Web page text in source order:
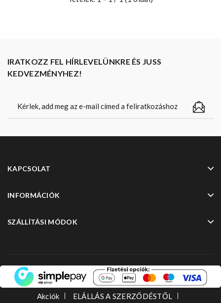
IRATKOZZ FEL HÍRLEVELÜNKRE ÉS JUSS
KEDVEZMÉNYHEZ!
KAPCSOLAT
INFORMÁCIÓK
SZÁLLÍTÁSI MÓDOK
Akciók ELÁLLÁS A SZERZŐDÉSTŐL